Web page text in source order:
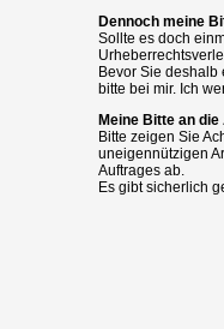
Dennoch meine
Sollte es doch
Bevor Sie
bitte bei mir. Ich
Meine Bitte an
Bitte zeigen Sie
uneigennützigen
Auftrages ab.
Es gibt sicherlich